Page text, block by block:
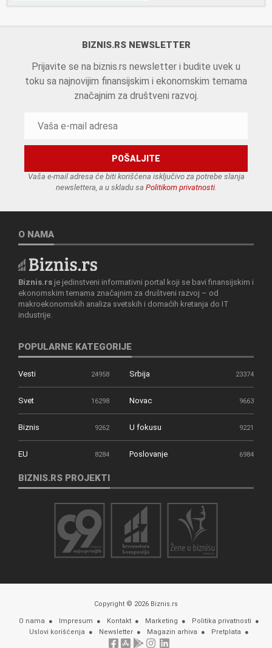
BIZNIS.RS NEWSLETTER
Prijavite se na biznis.rs newsletter i budite uvek u
toku sa najnovijim finansijskim i ekonomskim temama
značajnim za društveni razvoj.
Vaša e-mail adresa će biti korišćena isključivo za potrebe slanja
newslettera, a u skladu sa Politikom privatnosti.
O NAMA
Biznis.rs je jedinstveni informativni portal koji se bavi finansijskim i
ekonomskim temama značajnim za društveni razvoj – od
makroekonomskih analiza svetskih i domaćih kretanja do IT
industrije.
POPULARNE KATEGORIJE
Vesti 24958 Srbija 23374
Svet 16298 Novac 9663
Biznis 9262 U fokusu 9221
EU 8284 Poslovanje 6984
BIZNIS.RS PROJEKTI
Copyright © 2026 Biznis.rs
O nama Impresum Kontakt Marketing
Politika privatnosti
Uslovi korišćenja
Newsletter Magazin arhiva Pretplata